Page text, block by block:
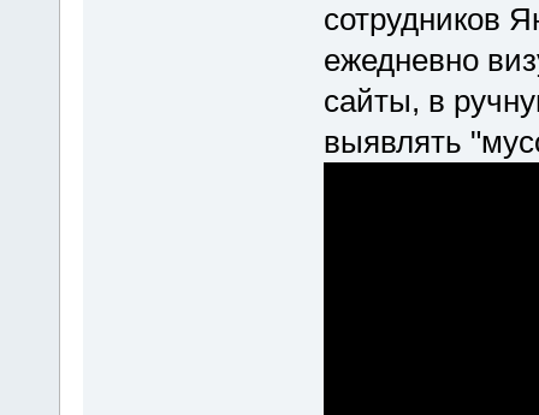
сотрудников
ежедневно
сайты, в
выявлять